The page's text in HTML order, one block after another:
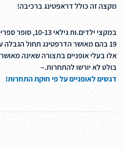
מקצה זה כולל דראפטינג ברכיבה!
19 בהם מאושר הדרפטינג תחול
אלו בעלי אופניים בתצורה שאינה
בולט לא יורשו להתחרות.–
דגשים לאופניים על פי חוקת התחרות!